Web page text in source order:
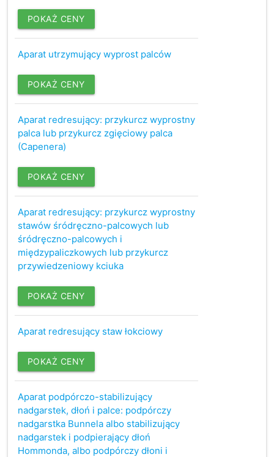
POKAŻ CENY
Aparat utrzymujący wyprost palców
POKAŻ CENY
Aparat redresujący: przykurcz wyprostny
palca lub przykurcz zgięciowy palca
(Capenera)
POKAŻ CENY
Aparat redresujący: przykurcz wyprostny
stawów śródręczno-palcowych lub
śródręczno-palcowych i
międzypaliczkowych lub przykurcz
przywiedzeniowy kciuka
POKAŻ CENY
Aparat redresujący staw łokciowy
POKAŻ CENY
Aparat podpórczo-stabilizujący
nadgarstek, dłoń i palce: podpórczy
nadgarstka Bunnela albo stabilizujący
nadgarstek i podpierający dłoń
Hommonda, albo podpórczy dłoni i